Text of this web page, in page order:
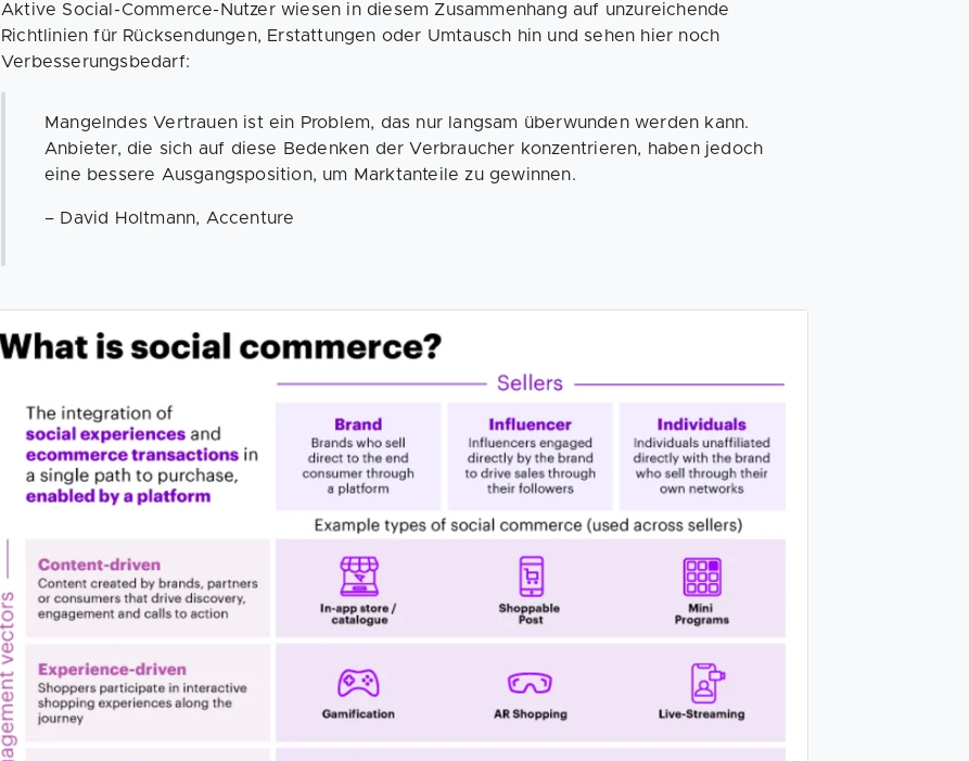
Aktive Social-Commerce-Nutzer wiesen in diesem Zusammenhang auf unzureichende
Richtlinien für Rücksendungen, Erstattungen oder Umtausch hin und sehen hier noch
Verbesserungsbedarf:
Mangelndes Vertrauen ist ein Problem, das nur langsam überwunden werden kann.
Anbieter, die sich auf diese Bedenken der Verbraucher konzentrieren, haben jedoch
eine bessere Ausgangsposition, um Marktanteile zu gewinnen.
– David Holtmann, Accenture